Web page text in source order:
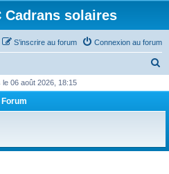
Cadrans solaires
Connexion au forum
S’inscrire au forum
h
r
06 août 2026, 18:15
Forum